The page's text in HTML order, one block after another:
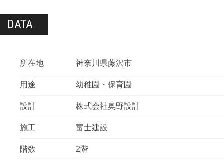
DATA
所在地 神奈川県藤沢市
用途 幼稚園・保育園
設計 株式会社奥野設計
施工 富士建設
階数 2階